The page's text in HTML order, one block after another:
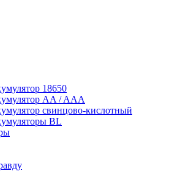
18650
AA / AAA
свинцово-кислотный
BL